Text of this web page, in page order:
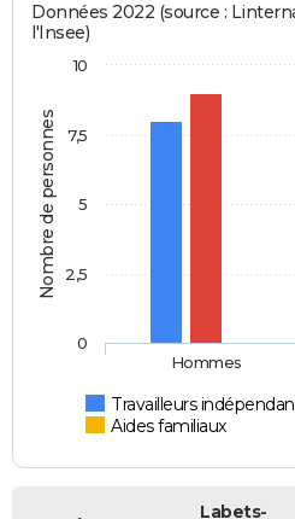
Nombre de personnes
Données 2022 (source :
l'Insee)
Travailleurs
Aides familiaux
Hommes
0
2,5
5
7,5
10
Labets-